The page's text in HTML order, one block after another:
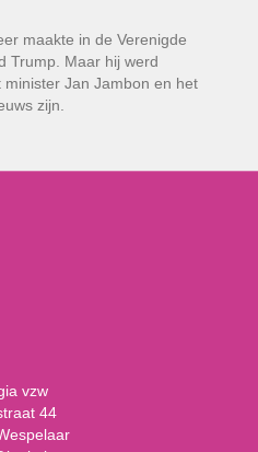
maakte in de Verenigde
Trump. Maar hij werd
Jan Jambon en het
zijn.
vzw
44